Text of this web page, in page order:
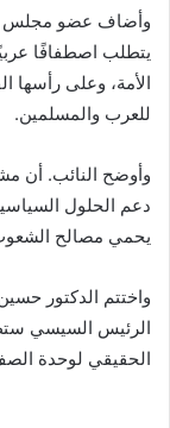
وأضاف عضو مجلس
يتطلب اصطفافًا
الأمة، وعلى رأسها
للعرب والمسلمين.
وأوضح النائب. أن
دعم الحلول
يحمي مصالح الشعوب
واختتم الدكتور
الرئيس السيسي
الحقيقي لوحدة